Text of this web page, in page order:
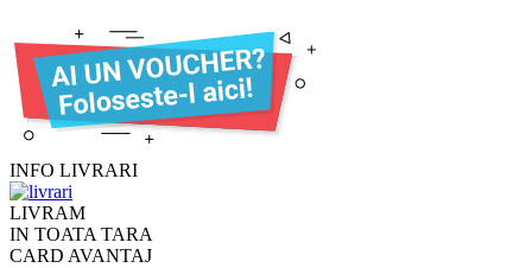
INFO LIVRARI
LIVRAM
IN TOATA TARA
CARD AVANTAJ